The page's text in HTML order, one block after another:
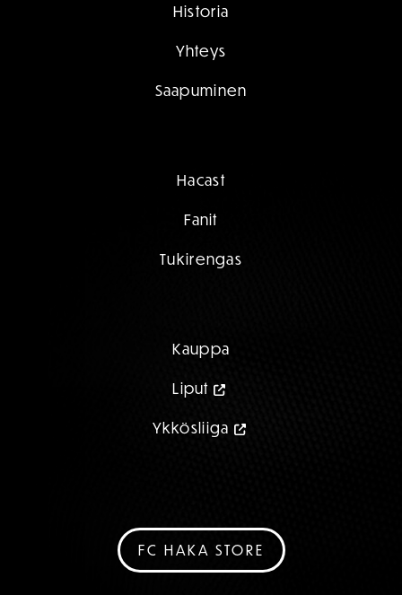
Historia
Yhteys
Saapuminen
Hacast
Fanit
Tukirengas
Kauppa
Liput
Ykkösliiga
FC HAKA STORE